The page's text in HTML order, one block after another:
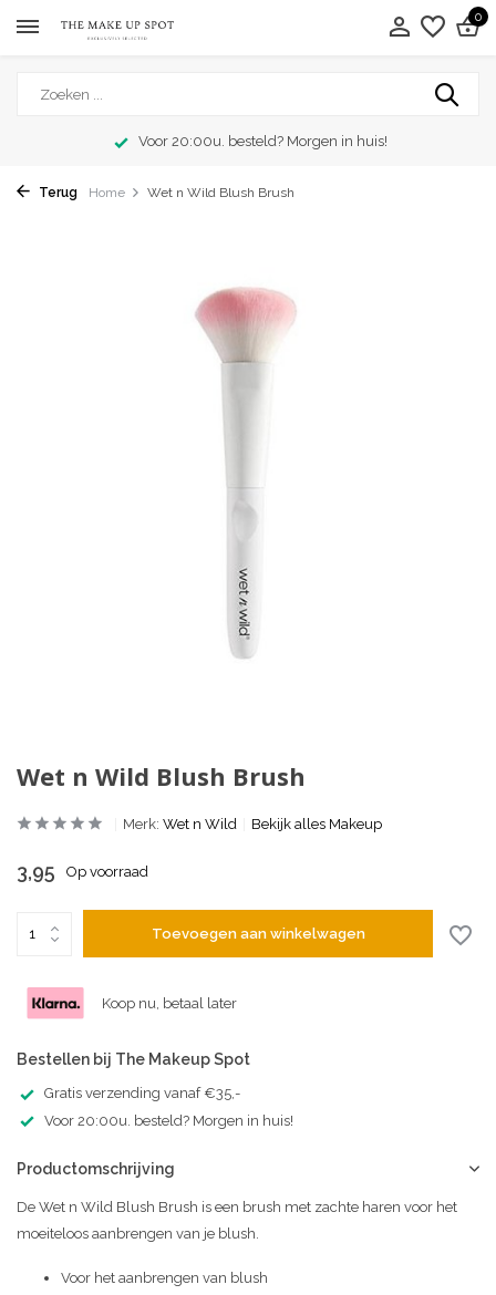
0
Voor 20:00u. besteld? Morgen in huis!
Terug Home Wet n Wild Blush Brush
Wet n Wild Blush Brush
Merk: Wet n Wild Bekijk alles Makeup
3,95 Op voorraad
Toevoegen aan winkelwagen
Koop nu, betaal later
Bestellen bij The Makeup Spot
Gratis verzending vanaf €35,-
Voor 20:00u. besteld? Morgen in huis!
Productomschrijving
De Wet n Wild Blush Brush is een brush met zachte haren voor het
moeiteloos aanbrengen van je blush.
Voor het aanbrengen van blush